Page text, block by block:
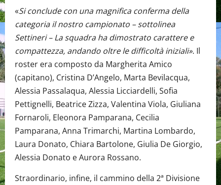
«Si conclude con una magnifica conferma della
categoria il nostro campionato – sottolinea
Settineri – La squadra ha dimostrato carattere e
compattezza, andando oltre le difficoltà iniziali». Il
roster era composto da Margherita Amico
(capitano), Cristina D’Angelo, Marta Bevilacqua,
Alessia Passalaqua, Alessia Licciardelli, Sofia
Pettignelli, Beatrice Zizza, Valentina Viola, Giuliana
Fornaroli, Eleonora Pamparana, Cecilia
Pamparana, Anna Trimarchi, Martina Lombardo,
Laura Donato, Chiara Bartolone, Giulia De Giorgio,
Alessia Donato e Aurora Rossano.
Straordinario, infine, il cammino della 2ª Divisione